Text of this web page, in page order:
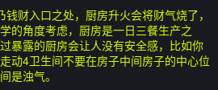
财入口之处，厨房升火会将财气烧了，
的角度考虑，厨房是一日三餐生产之
暴露的厨房会让人没有安全感，比如你
动4卫生间不要在房子中间房子的中心位
是浊气。